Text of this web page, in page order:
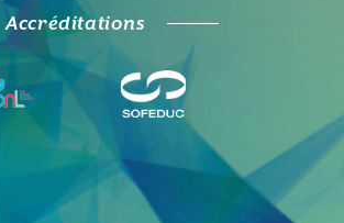
Accréditations